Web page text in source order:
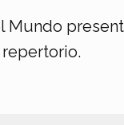
Mundo